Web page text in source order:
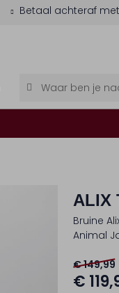
Betaal achteraf
ALIX
Bruine
Animal
€ 149,99
€